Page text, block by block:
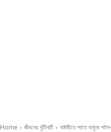
Home জীবনের খুঁটিনাটি অষ্টমীতে পাতে থাকুক